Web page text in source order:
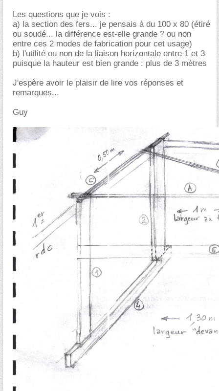
Les questions que je vois :
a) la section des fers... je pensais à du 100 x 80 (étiré
ou soudé... la différence est-elle grande ? ou non
entre ces 2 modes de fabrication pour cet usage)
b) l'utilité ou non de la liaison horizontale entre 1 et 3
puisque la hauteur est bien grande : plus de 3 mètres
J'espère avoir le plaisir de lire vos réponses et
remarques...
Guy